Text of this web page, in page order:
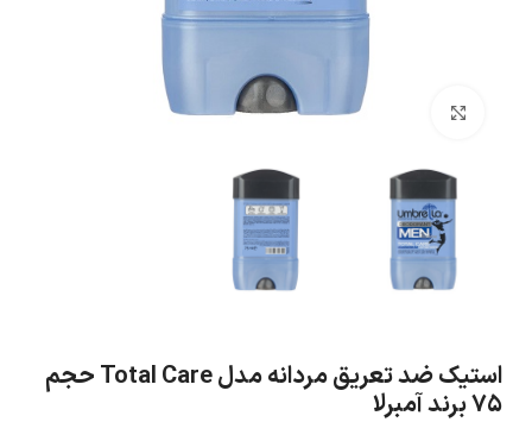
بزرگنمایی تصویر
استیک ضد تعریق مردانه مدل Total Care حجم
۷۵ برند آمبرلا